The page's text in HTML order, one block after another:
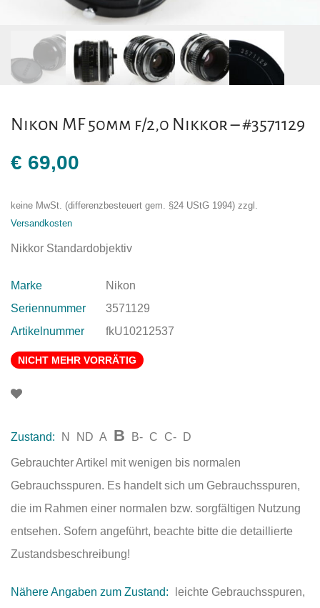
Nikon MF 50mm f/2,0 Nikkor – #3571129
€ 69,00
keine MwSt. (differenzbesteuert gem. §24 UStG 1994) zzgl.
Versandkosten
Nikkor Standardobjektiv
Marke
Nikon
Seriennummer
3571129
Artikelnummer
fkU10212537
NICHT MEHR VORRÄTIG
Zustand: N ND A B B- C C- D
Gebrauchter Artikel mit wenigen bis normalen
Gebrauchsspuren. Es handelt sich um Gebrauchsspuren,
die im Rahmen einer normalen bzw. sorgfältigen Nutzung
entsehen. Sofern angeführt, beachte bitte die detaillierte
Zustandsbeschreibung!
Nähere Angaben zum Zustand:
leichte Gebrauchsspuren,